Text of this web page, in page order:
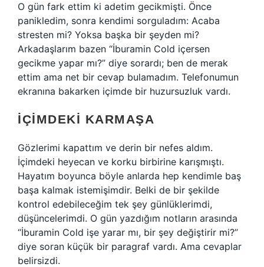
O gün fark ettim ki adetim gecikmişti. Önce
panikledim, sonra kendimi sorguladım: Acaba
stresten mi? Yoksa başka bir şeyden mi?
Arkadaşlarım bazen “İburamin Cold içersen
gecikme yapar mı?” diye sorardı; ben de merak
ettim ama net bir cevap bulamadım. Telefonumun
ekranına bakarken içimde bir huzursuzluk vardı.
İÇIMDEKI KARMAŞA
Gözlerimi kapattım ve derin bir nefes aldım.
İçimdeki heyecan ve korku birbirine karışmıştı.
Hayatım boyunca böyle anlarda hep kendimle baş
başa kalmak istemişimdir. Belki de bir şekilde
kontrol edebileceğim tek şey günlüklerimdi,
düşüncelerimdi. O gün yazdığım notların arasında
“İburamin Cold işe yarar mı, bir şey değiştirir mi?”
diye soran küçük bir paragraf vardı. Ama cevaplar
belirsizdi.